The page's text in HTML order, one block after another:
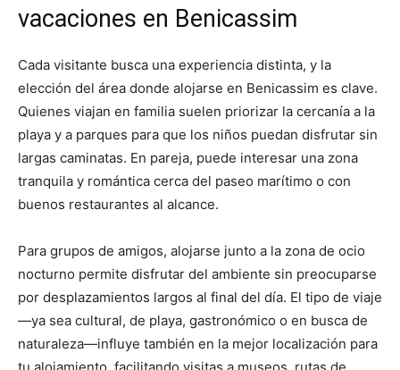
vacaciones en Benicassim
Cada visitante busca una experiencia distinta, y la
elección del área donde alojarse en Benicassim es clave.
Quienes viajan en familia suelen priorizar la cercanía a la
playa y a parques para que los niños puedan disfrutar sin
largas caminatas. En pareja, puede interesar una zona
tranquila y romántica cerca del paseo marítimo o con
buenos restaurantes al alcance.
Para grupos de amigos, alojarse junto a la zona de ocio
nocturno permite disfrutar del ambiente sin preocuparse
por desplazamientos largos al final del día. El tipo de viaje
—ya sea cultural, de playa, gastronómico o en busca de
naturaleza—influye también en la mejor localización para